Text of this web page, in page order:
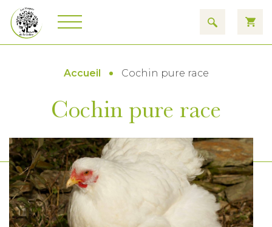
Accueil Cochin pure race
Cochin pure race